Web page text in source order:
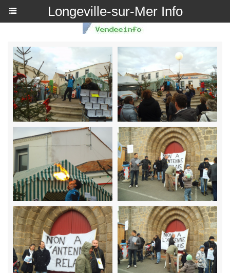
Longeville-sur-Mer Info